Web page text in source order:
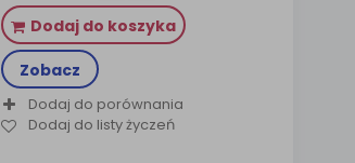
Dodaj do koszyka
Zobacz
Dodaj do porównania
Dodaj do listy życzeń